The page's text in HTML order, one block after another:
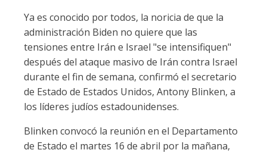
Ya es conocido por todos, la noricia de que la
administración Biden no quiere que las
tensiones entre Irán e Israel "se intensifiquen"
después del ataque masivo de Irán contra Israel
durante el fin de semana, confirmó el secretario
de Estado de Estados Unidos, Antony Blinken, a
los líderes judíos estadounidenses.
Blinken convocó la reunión en el Departamento
de Estado el martes 16 de abril por la mañana,